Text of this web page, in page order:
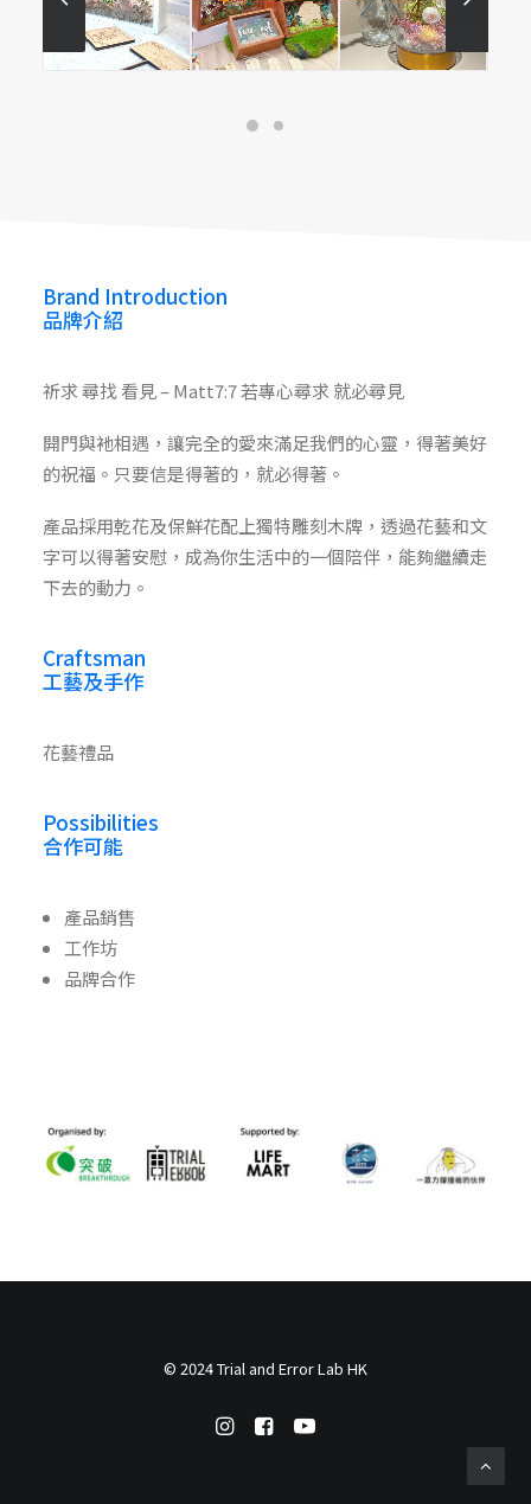
Brand Introduction
品牌介紹
祈求 尋找 看見 – Matt7:7 若專心尋求 就必尋見
開門與衪相遇，讓完全的愛來滿足我們的心靈，得著美好
的祝福。只要信是得著的，就必得著。
產品採用乾花及保鮮花配上獨特雕刻木牌，透過花藝和文
字可以得著安慰，成為你生活中的一個陪伴，能夠繼續走
下去的動力。
Craftsman
工藝及手作
花藝禮品
Possibilities
合作可能
產品銷售
工作坊
品牌合作
© 2024 Trial and Error Lab HK